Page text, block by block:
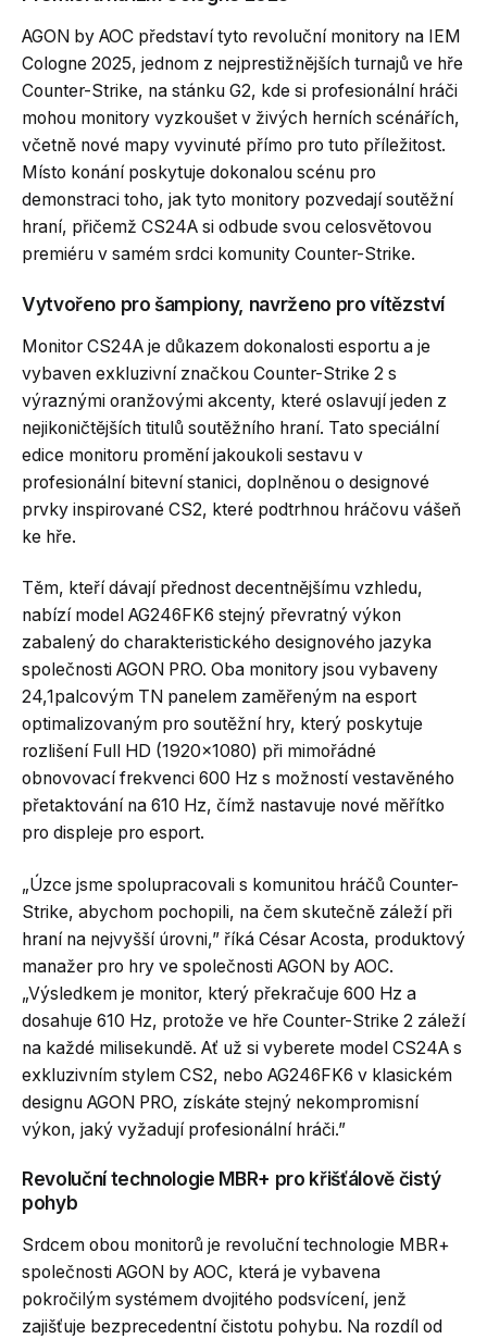
AGON by AOC představí tyto revoluční monitory na IEM
Cologne 2025, jednom z nejprestižnějších turnajů ve hře
Counter-Strike, na stánku G2, kde si profesionální hráči
mohou monitory vyzkoušet v živých herních scénářích,
včetně nové mapy vyvinuté přímo pro tuto příležitost.
Místo konání poskytuje dokonalou scénu pro
demonstraci toho, jak tyto monitory pozvedají soutěžní
hraní, přičemž CS24A si odbude svou celosvětovou
premiéru v samém srdci komunity Counter-Strike.
Vytvořeno pro šampiony, navrženo pro vítězství
Monitor CS24A je důkazem dokonalosti esportu a je
vybaven exkluzivní značkou Counter-Strike 2 s
výraznými oranžovými akcenty, které oslavují jeden z
nejikoničtějších titulů soutěžního hraní. Tato speciální
edice monitoru promění jakoukoli sestavu v
profesionální bitevní stanici, doplněnou o designové
prvky inspirované CS2, které podtrhnou hráčovu vášeň
ke hře.
Těm, kteří dávají přednost decentnějšímu vzhledu,
nabízí model AG246FK6 stejný převratný výkon
zabalený do charakteristického designového jazyka
společnosti AGON PRO. Oba monitory jsou vybaveny
24,1palcovým TN panelem zaměřeným na esport
optimalizovaným pro soutěžní hry, který poskytuje
rozlišení Full HD (1920×1080) při mimořádné
obnovovací frekvenci 600 Hz s možností vestavěného
přetaktování na 610 Hz, čímž nastavuje nové měřítko
pro displeje pro esport.
„Úzce jsme spolupracovali s komunitou hráčů Counter-
Strike, abychom pochopili, na čem skutečně záleží při
hraní na nejvyšší úrovni,” říká César Acosta, produktový
manažer pro hry ve společnosti AGON by AOC.
„Výsledkem je monitor, který překračuje 600 Hz a
dosahuje 610 Hz, protože ve hře Counter-Strike 2 záleží
na každé milisekundě. Ať už si vyberete model CS24A s
exkluzivním stylem CS2, nebo AG246FK6 v klasickém
designu AGON PRO, získáte stejný nekompromisní
výkon, jaký vyžadují profesionální hráči.”
Revoluční technologie MBR+ pro křišťálově čistý
pohyb
Srdcem obou monitorů je revoluční technologie MBR+
společnosti AGON by AOC, která je vybavena
pokročilým systémem dvojitého podsvícení, jenž
zajišťuje bezprecedentní čistotu pohybu. Na rozdíl od